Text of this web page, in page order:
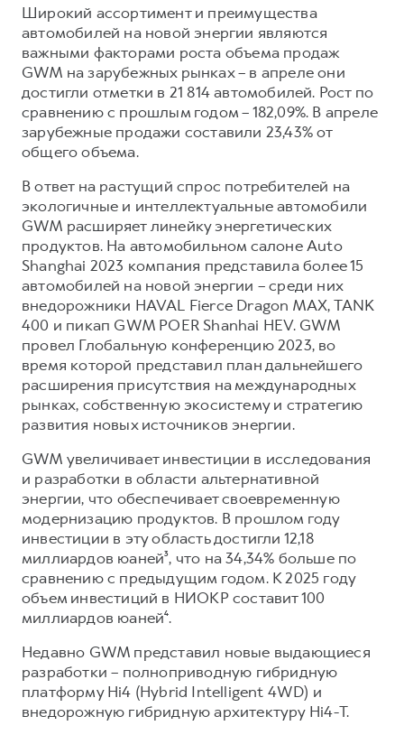
Широкий ассортимент и преимущества
автомобилей на новой энергии являются
важными факторами роста объема продаж
GWM на зарубежных рынках – в апреле они
достигли отметки в 21 814 автомобилей. Рост по
сравнению с прошлым годом – 182,09%. В апреле
зарубежные продажи составили 23,43% от
общего объема.
В ответ на растущий спрос потребителей на
экологичные и интеллектуальные автомобили
GWM расширяет линейку энергетических
продуктов. На автомобильном салоне Auto
Shanghai 2023 компания представила более 15
автомобилей на новой энергии – среди них
внедорожники HAVAL Fierce Dragon MAX, TANK
400 и пикап GWM POER Shanhai HEV. GWM
провел Глобальную конференцию 2023, во
время которой представил план дальнейшего
расширения присутствия на международных
рынках, собственную экосистему и стратегию
развития новых источников энергии.
GWM увеличивает инвестиции в исследования
и разработки в области альтернативной
энергии, что обеспечивает своевременную
модернизацию продуктов. В прошлом году
инвестиции в эту область достигли 12,18
миллиардов юаней³, что на 34,34% больше по
сравнению с предыдущим годом. К 2025 году
объем инвестиций в НИОКР составит 100
миллиардов юаней⁴.
Недавно GWM представил новые выдающиеся
разработки – полноприводную гибридную
платформу Hi4 (Hybrid Intelligent 4WD) и
внедорожную гибридную архитектуру Hi4-T.